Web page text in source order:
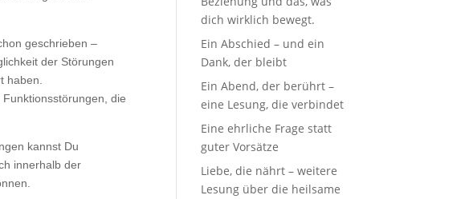
geschrieben –
der Störungen
haben.
die
kannst Du
innerhalb der
dich wirklich bewegt.
Ein Abschied – und ein
Dank, der bleibt
Ein Abend, der berührt –
eine Lesung, die verbindet
Eine ehrliche Frage statt
guter Vorsätze
Liebe, die nährt – weitere
Lesung über die heilsame